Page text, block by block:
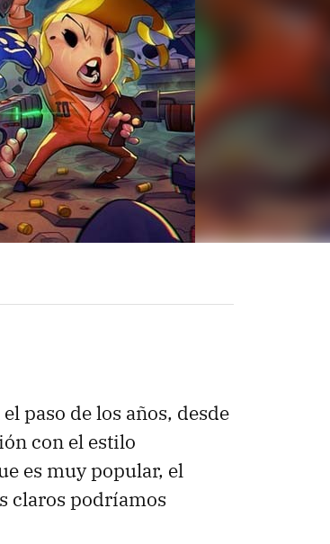
paso de los años, desde
con el estilo
es muy popular, el
claros podríamos